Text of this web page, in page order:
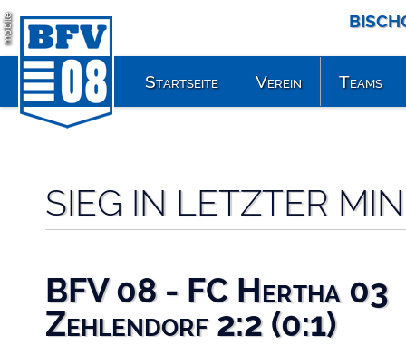
mobile
SIEG IN LETZTER
BFV 08 - FC Hertha 03
Zehlendorf 2:2 (0:1)
Startseite Verein Teams